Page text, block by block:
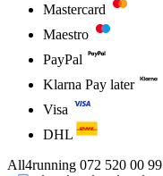
Mastercard
Maestro
PayPal
Klarna Pay later
Visa
DHL
All4running 072 520 00 99